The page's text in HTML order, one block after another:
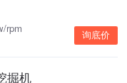
rpm
询底价
掘机